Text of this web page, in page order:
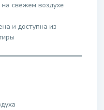
свежем воздухе
и доступна из